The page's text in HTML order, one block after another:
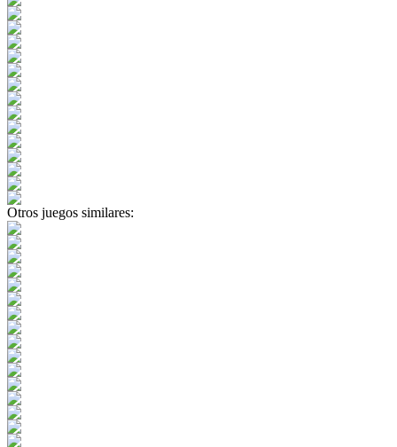
Otros juegos similares: